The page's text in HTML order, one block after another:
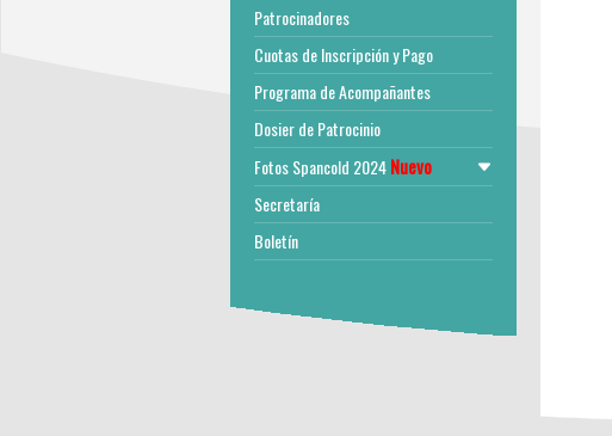
Patrocinadores
Cuotas de Inscripción y Pago
Programa de Acompañantes
Dosier de Patrocinio
Fotos Spancold 2024Nuevo
Secretaría
Boletín